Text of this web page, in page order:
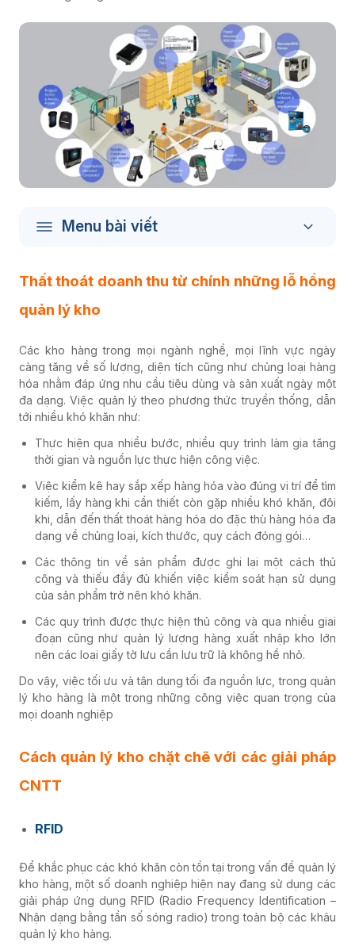
Menu bài viết
Thất thoát doanh thu từ chính những lỗ hổng
quản lý kho
Các kho hàng trong mọi ngành nghề, mọi lĩnh vực ngày
càng tăng về số lượng, diện tích cũng như chủng loại hàng
hóa nhằm đáp ứng nhu cầu tiêu dùng và sản xuất ngày một
đa dạng. Việc quản lý theo phương thức truyền thống, dẫn
tới nhiều khó khăn như:
Thực hiện qua nhiều bước, nhiều quy trình làm gia tăng
thời gian và nguồn lực thực hiện công việc.
Việc kiểm kê hay sắp xếp hàng hóa vào đúng vị trí để tìm
kiếm, lấy hàng khi cần thiết còn gặp nhiều khó khăn, đôi
khi, dẫn đến thất thoát hàng hóa do đặc thù hàng hóa đa
dạng về chủng loại, kích thước, quy cách đóng gói…
Các thông tin về sản phẩm được ghi lại một cách thủ
công và thiếu đầy đủ khiến việc kiểm soát hạn sử dụng
của sản phẩm trở nên khó khăn.
Các quy trình được thực hiện thủ công và qua nhiều giai
đoạn cũng như quản lý lượng hàng xuất nhập kho lớn
nên các loại giấy tờ lưu cần lưu trữ là không hề nhỏ.
Do vậy, việc tối ưu và tận dụng tối đa nguồn lực, trong quản
lý kho hàng là một trong những công việc quan trọng của
mọi doanh nghiệp
Cách quản lý kho chặt chẽ với các giải pháp
CNTT
RFID
Để khắc phục các khó khăn còn tồn tại trong vấn đề quản lý
kho hàng, một số doanh nghiệp hiện nay đang sử dụng các
giải pháp ứng dụng RFID (Radio Frequency Identification –
Nhận dạng bằng tần số sóng radio) trong toàn bộ các khâu
quản lý kho hàng.